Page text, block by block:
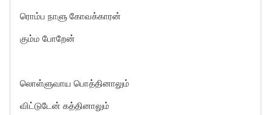
ரொம்ப நாளு கோவக்காரன்
கும்ம போறேன்
லொள்ளுவாய பொத்தினாலும்
விட்டுடேன் கத்தினாலும்